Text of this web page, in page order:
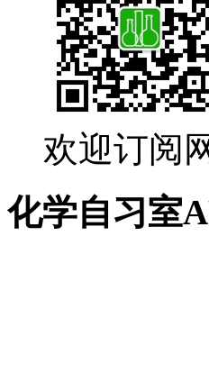
欢迎订阅
化学自习室